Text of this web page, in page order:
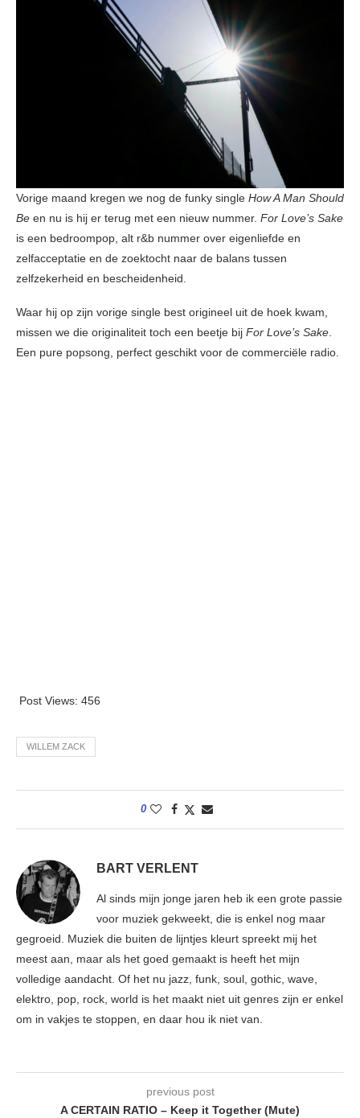
Vorige maand kregen we nog de funky single How A Man Should
Be en nu is hij er terug met een nieuw nummer. For Love’s Sake
is een bedroompop, alt r&b nummer over eigenliefde en
zelfacceptatie en de zoektocht naar de balans tussen
zelfzekerheid en bescheidenheid.
Waar hij op zijn vorige single best origineel uit de hoek kwam,
missen we die originaliteit toch een beetje bij For Love’s Sake.
Een pure popsong, perfect geschikt voor de commerciële radio.
Post Views: 456
WILLEM ZACK
0
BART VERLENT
Al sinds mijn jonge jaren heb ik een grote passie
voor muziek gekweekt, die is enkel nog maar
gegroeid. Muziek die buiten de lijntjes kleurt spreekt mij het
meest aan, maar als het goed gemaakt is heeft het mijn
volledige aandacht. Of het nu jazz, funk, soul, gothic, wave,
elektro, pop, rock, world is het maakt niet uit genres zijn er enkel
om in vakjes te stoppen, en daar hou ik niet van.
previous post
A CERTAIN RATIO – Keep it Together (Mute)